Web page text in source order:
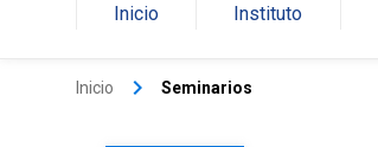
Inicio Instituto
Inicio keyboard_arrow_right Seminarios